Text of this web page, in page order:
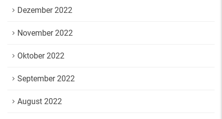
Dezember 2022
November 2022
Oktober 2022
September 2022
August 2022